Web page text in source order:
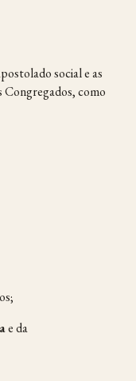
social e as
Congregados, como
e da